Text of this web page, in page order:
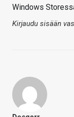
Windows
Kirjaudu sisään